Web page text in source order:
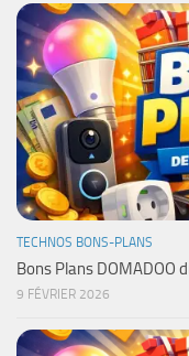
TECHNOS BONS-PLANS
Bons Plans DOMADOO
9 FÉVRIER 2026